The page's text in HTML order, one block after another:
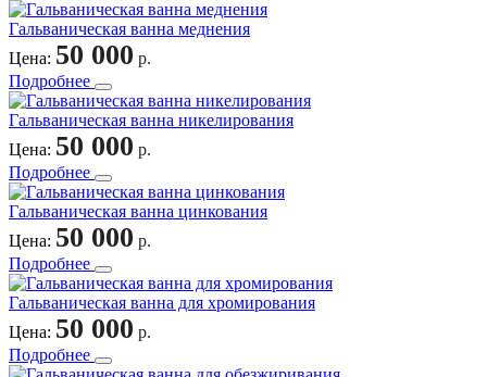
Гальваническая ванна меднения
Цена: 50 000 р.
Подробнее
Гальваническая ванна никелирования
Цена: 50 000 р.
Подробнее
Гальваническая ванна цинкования
Цена: 50 000 р.
Подробнее
Гальваническая ванна для хромирования
Цена: 50 000 р.
Подробнее